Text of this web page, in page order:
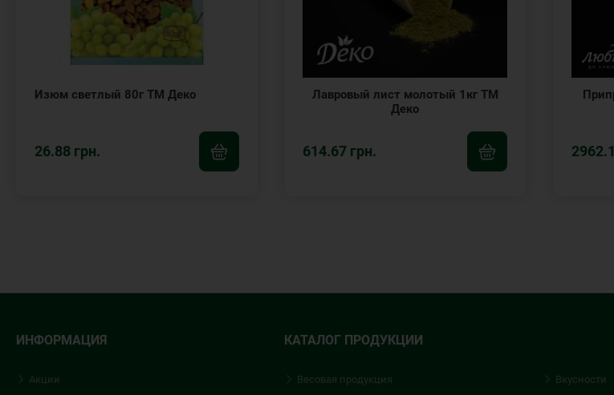
Изюм светлый 80г ТМ Деко
26.88 грн.
Лавровый лист молотый 1кг ТМ
Деко
614.67 грн.
ИНФОРМАЦИЯ
Акции
КАТАЛОГ ПРОДУКЦИИ
Весовая продукция
Вкусности